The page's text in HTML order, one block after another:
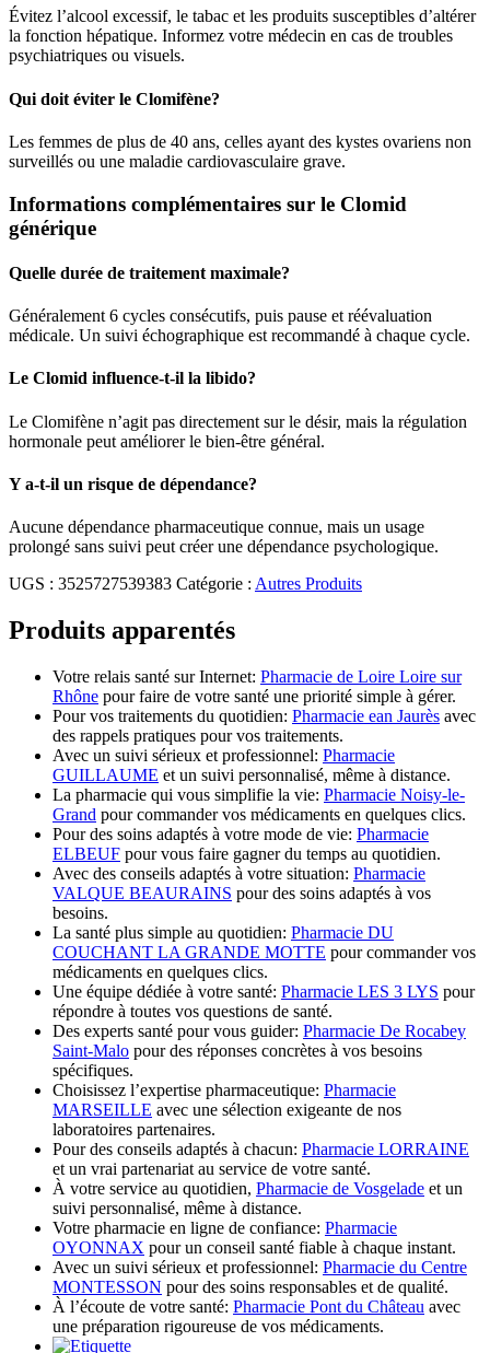
Évitez l’alcool excessif, le tabac et les produits susceptibles d’altérer
la fonction hépatique. Informez votre médecin en cas de troubles
psychiatriques ou visuels.
Qui doit éviter le Clomifène?
Les femmes de plus de 40 ans, celles ayant des kystes ovariens non
surveillés ou une maladie cardiovasculaire grave.
Informations complémentaires sur le Clomid
générique
Quelle durée de traitement maximale?
Généralement 6 cycles consécutifs, puis pause et réévaluation
médicale. Un suivi échographique est recommandé à chaque cycle.
Le Clomid influence-t-il la libido?
Le Clomifène n’agit pas directement sur le désir, mais la régulation
hormonale peut améliorer le bien-être général.
Y a-t-il un risque de dépendance?
Aucune dépendance pharmaceutique connue, mais un usage
prolongé sans suivi peut créer une dépendance psychologique.
UGS : 3525727539383 Catégorie : Autres Produits
Produits apparentés
Votre relais santé sur Internet: Pharmacie de Loire Loire sur
Rhône pour faire de votre santé une priorité simple à gérer.
Pour vos traitements du quotidien: Pharmacie ean Jaurès avec
des rappels pratiques pour vos traitements.
Avec un suivi sérieux et professionnel: Pharmacie
GUILLAUME et un suivi personnalisé, même à distance.
La pharmacie qui vous simplifie la vie: Pharmacie Noisy-le-
Grand pour commander vos médicaments en quelques clics.
Pour des soins adaptés à votre mode de vie: Pharmacie
ELBEUF pour vous faire gagner du temps au quotidien.
Avec des conseils adaptés à votre situation: Pharmacie
VALQUE BEAURAINS pour des soins adaptés à vos
besoins.
La santé plus simple au quotidien: Pharmacie DU
COUCHANT LA GRANDE MOTTE pour commander vos
médicaments en quelques clics.
Une équipe dédiée à votre santé: Pharmacie LES 3 LYS pour
répondre à toutes vos questions de santé.
Des experts santé pour vous guider: Pharmacie De Rocabey
Saint-Malo pour des réponses concrètes à vos besoins
spécifiques.
Choisissez l’expertise pharmaceutique: Pharmacie
MARSEILLE avec une sélection exigeante de nos
laboratoires partenaires.
Pour des conseils adaptés à chacun: Pharmacie LORRAINE
et un vrai partenariat au service de votre santé.
À votre service au quotidien, Pharmacie de Vosgelade et un
suivi personnalisé, même à distance.
Votre pharmacie en ligne de confiance: Pharmacie
OYONNAX pour un conseil santé fiable à chaque instant.
Avec un suivi sérieux et professionnel: Pharmacie du Centre
MONTESSON pour des soins responsables et de qualité.
À l’écoute de votre santé: Pharmacie Pont du Château avec
une préparation rigoureuse de vos médicaments.